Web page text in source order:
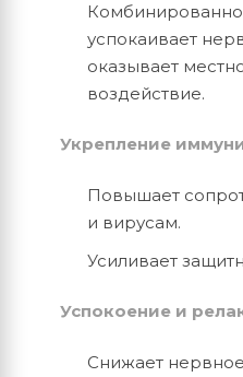
успокаивает
оказывает
воздействие.
Укрепление
Повышает
и вирусам.
Усиливает
Успокоение и
Снижает